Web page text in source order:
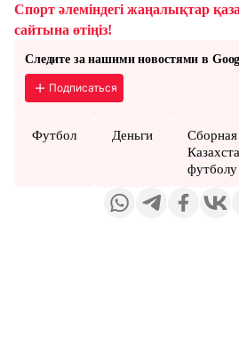
Спорт әлеміндегі жаңалықтар
сайтына өтіңіз!
Следите за нашими новостями в
Подписаться
Футбол Деньги
Сборная
футболу